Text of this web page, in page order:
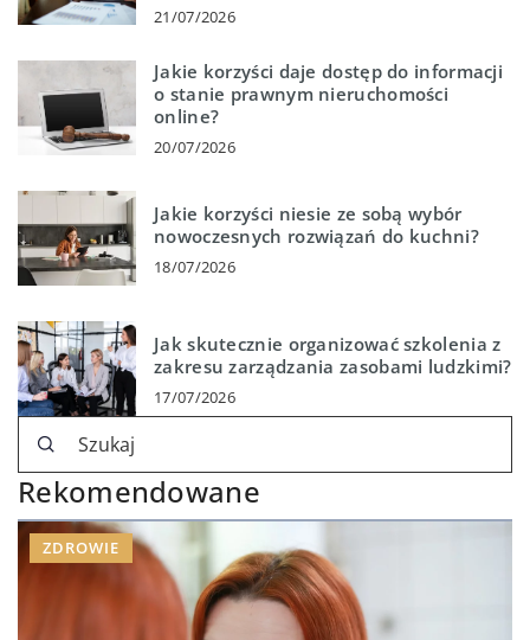
21/07/2026
Jakie korzyści daje dostęp do informacji
o stanie prawnym nieruchomości
online?
20/07/2026
Jakie korzyści niesie ze sobą wybór
nowoczesnych rozwiązań do kuchni?
18/07/2026
Jak skutecznie organizować szkolenia z
zakresu zarządzania zasobami ludzkimi?
17/07/2026
Rekomendowane
ZDROWIE